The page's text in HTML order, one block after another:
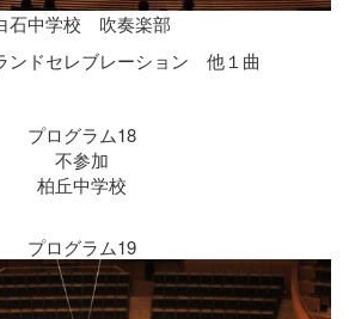
石中学校 吹奏楽部
ンドセレブレーション 他１曲
プログラム18
不参加
柏丘中学校
プログラム19